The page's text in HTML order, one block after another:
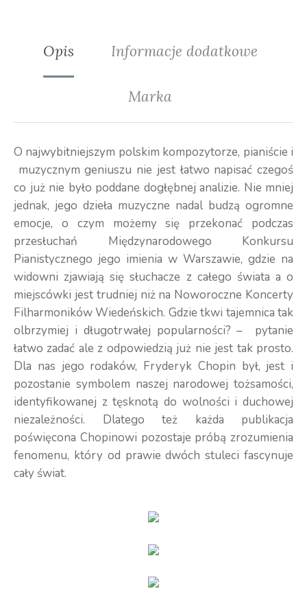
Opis Informacje dodatkowe
Marka
O najwybitniejszym polskim kompozytorze, pianiście i
muzycznym geniuszu nie jest łatwo napisać czegoś
co już nie było poddane dogłębnej analizie. Nie mniej
jednak, jego dzieła muzyczne nadal budzą ogromne
emocje, o czym możemy się przekonać podczas
przesłuchań Międzynarodowego Konkursu
Pianistycznego jego imienia w Warszawie, gdzie na
widowni zjawiają się słuchacze z całego świata a o
miejscówki jest trudniej niż na Noworoczne Koncerty
Filharmoników Wiedeńskich. Gdzie tkwi tajemnica tak
olbrzymiej i długotrwałej popularności? – pytanie
łatwo zadać ale z odpowiedzią już nie jest tak prosto.
Dla nas jego rodaków, Fryderyk Chopin był, jest i
pozostanie symbolem naszej narodowej tożsamości,
identyfikowanej z tęsknotą do wolności i duchowej
niezależności. Dlatego też każda publikacja
poświęcona Chopinowi pozostaje próbą zrozumienia
fenomenu, który od prawie dwóch stuleci fascynuje
cały świat.